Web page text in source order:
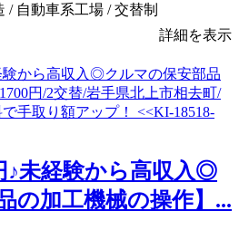
/ 自動車系工場 / 交替制
詳細を表示
♪未経験から高収入◎
の加工機械の操作】...